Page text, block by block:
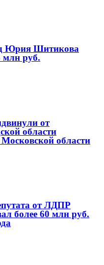
Юрия Шитикова
млн руб.
от
области
области
от ЛДПР
более 60 млн руб.